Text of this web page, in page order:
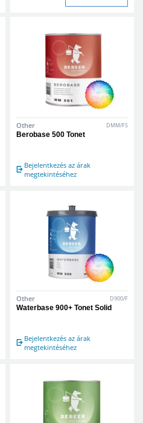
Other DMM/FS
Berobase 500 Tonet
Bejelentkezés az árak
megtekintéséhez
Other D900/F
Waterbase 900+ Tonet Solid
Bejelentkezés az árak
megtekintéséhez